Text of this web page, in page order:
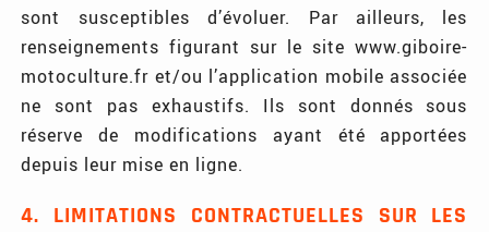
sont susceptibles d’évoluer. Par ailleurs, les
renseignements figurant sur le site www.giboire-
motoculture.fr et/ou l’application mobile associée
ne sont pas exhaustifs. Ils sont donnés sous
réserve de modifications ayant été apportées
depuis leur mise en ligne.
4. LIMITATIONS CONTRACTUELLES SUR LES